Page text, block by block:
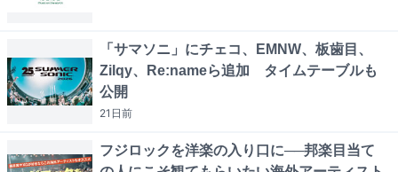
「サマソニ」にチェコ、EMNW、板歯目、
Zilqy、Re:nameら追加 タイムテーブルも
公開
21日前
フジロックを洋楽の入り口に──邦楽目当て